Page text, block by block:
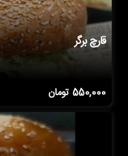
قارچ برگر
550,000 تومان